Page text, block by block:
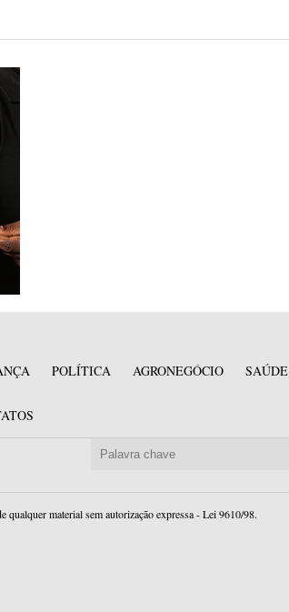
POLÍTICA AGRONEGÓCIO SAÚDE
material sem autorização expressa - Lei 9610/98.